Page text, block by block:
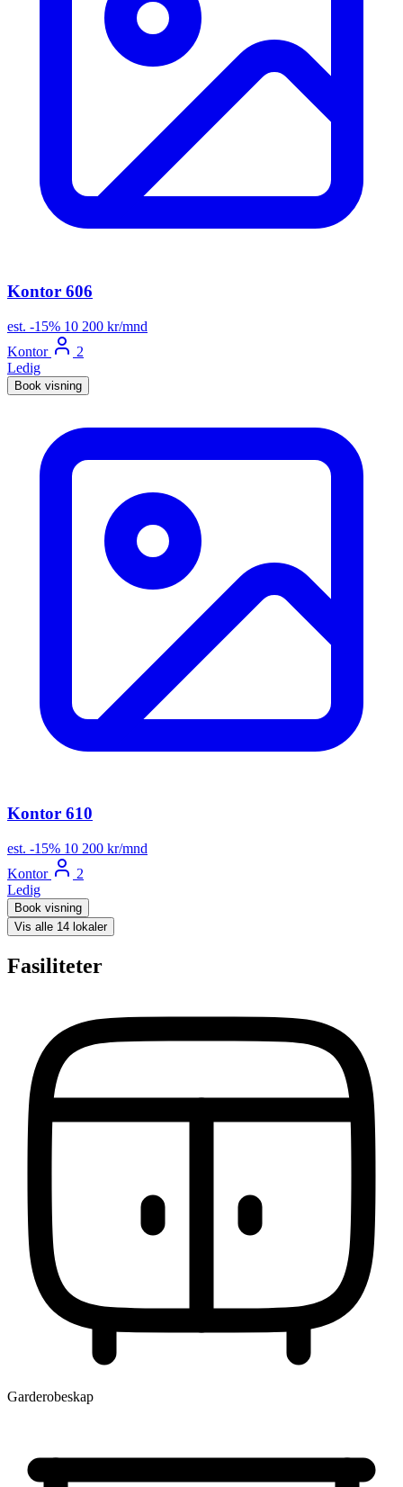
Kontor 606
est. -15% 10 200 kr/mnd
Kontor
2
Ledig
Book visning
Kontor 610
est. -15% 10 200 kr/mnd
Kontor
2
Ledig
Book visning
Vis alle 14 lokaler
Fasiliteter
Garderobeskap